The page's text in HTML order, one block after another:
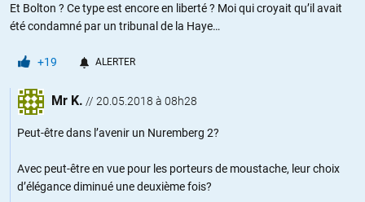
Et Bolton ? Ce type est encore en liberté ? Moi qui croyait qu’il avait
été condamné par un tribunal de la Haye…
+19 ALERTER
Mr K. // 20.05.2018 à 08h28
Peut-être dans l’avenir un Nuremberg 2?
Avec peut-être en vue pour les porteurs de moustache, leur choix
d’élégance diminué une deuxième fois?